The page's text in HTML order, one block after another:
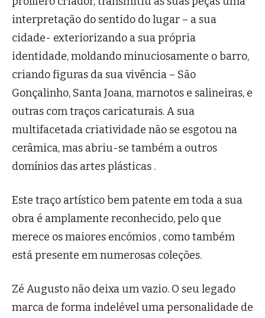
interpretação do sentido do lugar – a sua
cidade- exteriorizando a sua própria
identidade, moldando minuciosamente o barro,
criando figuras da sua vivência – São
Gonçalinho, Santa Joana, marnotos e salineiras, e
outras com traços caricaturais. A sua
multifacetada criatividade não se esgotou na
cerâmica, mas abriu-se também a outros
domínios das artes plásticas .
Este traço artístico bem patente em toda a sua
obra é amplamente reconhecido, pelo que
merece os maiores encómios , como também
está presente em numerosas coleções.
Zé Augusto não deixa um vazio. O seu legado
marca de forma indelével uma personalidade de